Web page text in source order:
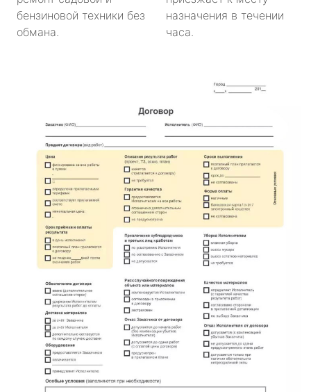
бензиновой техники без
обмана.
назначения в течении
часа.